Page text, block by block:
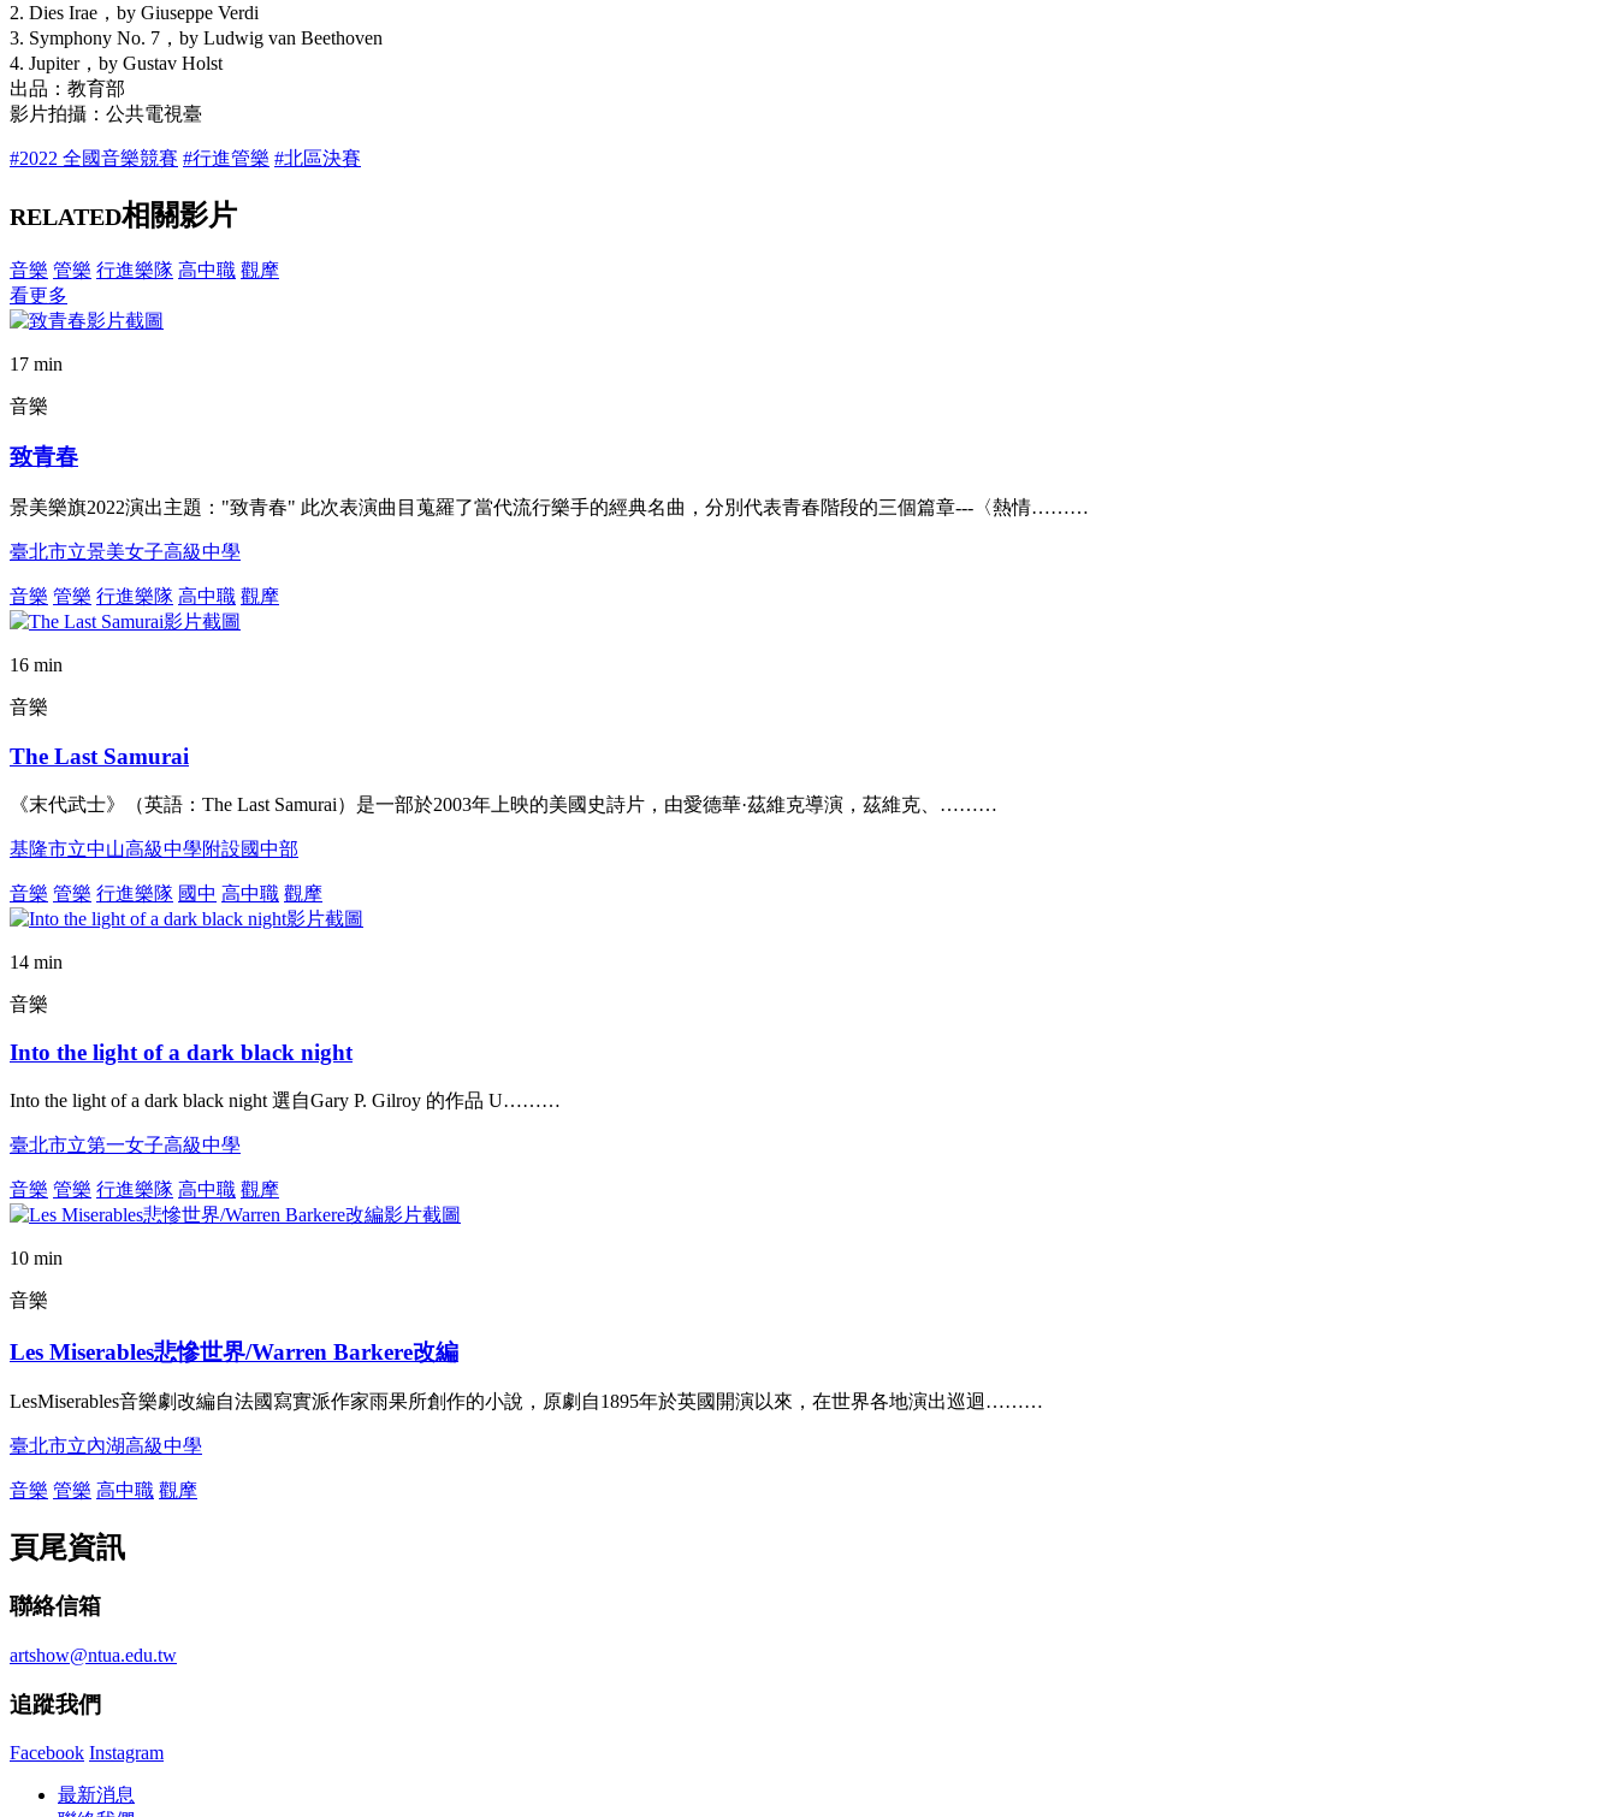
2. Dies Irae，by Giuseppe Verdi
3. Symphony No. 7，by Ludwig van Beethoven
4. Jupiter，by Gustav Holst
出品：教育部
影片拍攝：公共電視臺
#2022 全國音樂競賽 #行進管樂 #北區決賽
RELATED相關影片
音樂 管樂 行進樂隊 高中職 觀摩
看更多
17 min
音樂
致青春
景美樂旗2022演出主題："致青春" 此次表演曲目蒐羅了當代流行樂手的經典名曲，分別代表青春階段的三個篇章---〈熱情………
臺北市立景美女子高級中學
音樂 管樂 行進樂隊 高中職 觀摩
16 min
音樂
The Last Samurai
《末代武士》（英語：The Last Samurai）是一部於2003年上映的美國史詩片，由愛德華·茲維克導演，茲維克、………
基隆市立中山高級中學附設國中部
音樂 管樂 行進樂隊 國中 高中職 觀摩
14 min
音樂
Into the light of a dark black night
Into the light of a dark black night 選自Gary P. Gilroy 的作品 U………
臺北市立第一女子高級中學
音樂 管樂 行進樂隊 高中職 觀摩
10 min
音樂
Les Miserables悲慘世界/Warren Barkere改編
LesMiserables音樂劇改編自法國寫實派作家雨果所創作的小說，原劇自1895年於英國開演以來，在世界各地演出巡迴………
臺北市立內湖高級中學
音樂 管樂 高中職 觀摩
頁尾資訊
聯絡信箱
artshow@ntua.edu.tw
追蹤我們
Facebook Instagram
最新消息